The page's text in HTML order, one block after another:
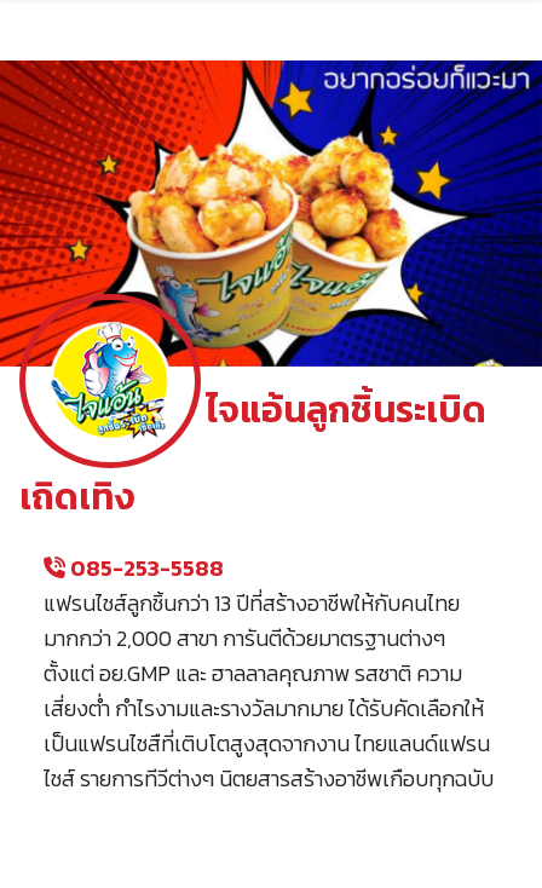
content
ไจแอ้นลูกชิ้นระเบิด
เถิดเทิง
085-253-5588
แฟรนไชส์ลูกชิ้นกว่า 13 ปีที่สร้างอาชีพให้กับคนไทย
มากกว่า 2,000 สาขา การันตีด้วยมาตรฐานต่างๆ
ตั้งแต่ อย.GMP และ ฮาลลาลคุณภาพ รสชาติ ความ
เสี่ยงต่ำ กำไรงามและรางวัลมากมาย ได้รับคัดเลือกให้
เป็นแฟรนไชสืที่เติบโตสูงสุดจากงาน ไทยแลนด์แฟรน
ไชส์ รายการทีวีต่างๆ นิตยสารสร้างอาชีพเกือบทุกฉบับ